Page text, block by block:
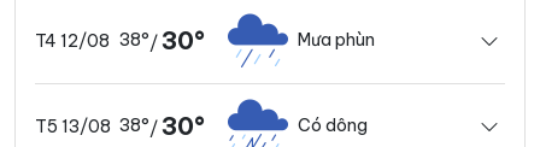
T4 12/08 38°/30° Mưa phùn
T5 13/08 38°/30° Có dông